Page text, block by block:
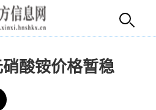
酸铵价格暂稳